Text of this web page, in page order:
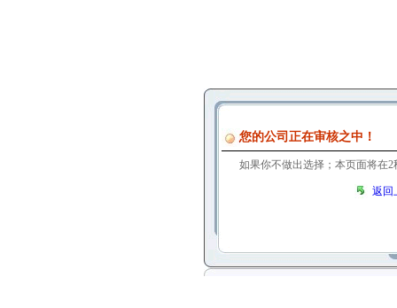
您的公司正在审核之中！
如果你不做出选择；本页面将在2
返回